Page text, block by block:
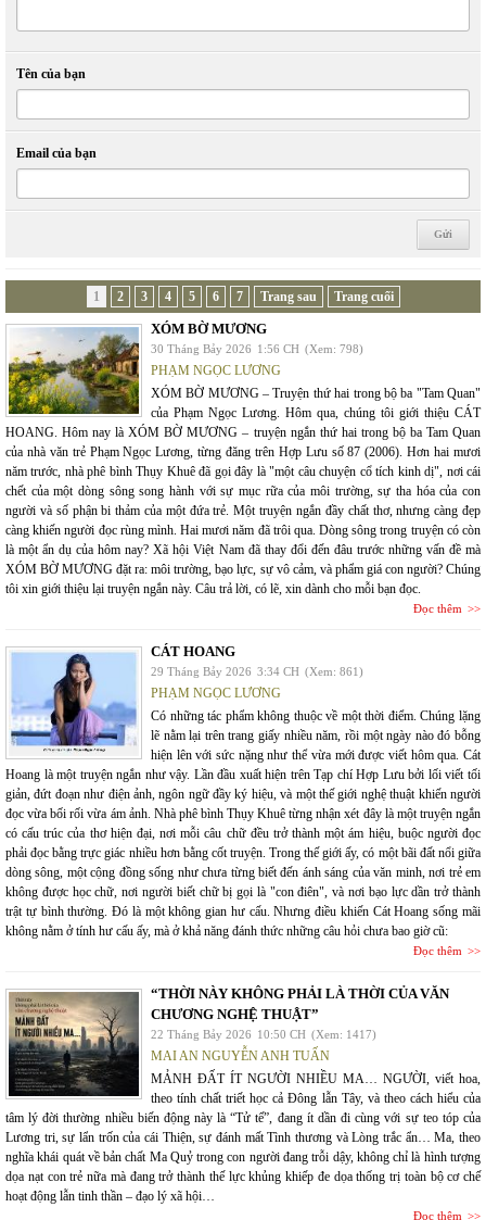
Tên của bạn
Email của bạn
1 2 3 4 5 6 7 Trang sau Trang cuối
XÓM BỜ MƯƠNG
30 Tháng Bảy 2026 1:56 CH (Xem: 798)
PHẠM NGỌC LƯƠNG
XÓM BỜ MƯƠNG – Truyện thứ hai trong bộ ba "Tam Quan"
của Phạm Ngọc Lương. Hôm qua, chúng tôi giới thiệu CÁT
HOANG. Hôm nay là XÓM BỜ MƯƠNG – truyện ngắn thứ hai trong bộ ba Tam Quan
của nhà văn trẻ Phạm Ngọc Lương, từng đăng trên Hợp Lưu số 87 (2006). Hơn hai mươi
năm trước, nhà phê bình Thụy Khuê đã gọi đây là "một câu chuyện cổ tích kinh dị", nơi cái
chết của một dòng sông song hành với sự mục rữa của môi trường, sự tha hóa của con
người và số phận bi thảm của một đứa trẻ. Một truyện ngắn đầy chất thơ, nhưng càng đẹp
càng khiến người đọc rùng mình. Hai mươi năm đã trôi qua. Dòng sông trong truyện có còn
là một ẩn dụ của hôm nay? Xã hội Việt Nam đã thay đổi đến đâu trước những vấn đề mà
XÓM BỜ MƯƠNG đặt ra: môi trường, bạo lực, sự vô cảm, và phẩm giá con người? Chúng
tôi xin giới thiệu lại truyện ngắn này. Câu trả lời, có lẽ, xin dành cho mỗi bạn đọc.
Đọc thêm
CÁT HOANG
29 Tháng Bảy 2026 3:34 CH (Xem: 861)
PHẠM NGỌC LƯƠNG
Có những tác phẩm không thuộc về một thời điểm. Chúng lặng
lẽ nằm lại trên trang giấy nhiều năm, rồi một ngày nào đó bỗng
hiện lên với sức nặng như thể vừa mới được viết hôm qua. Cát
Hoang là một truyện ngắn như vậy. Lần đầu xuất hiện trên Tạp chí Hợp Lưu bởi lối viết tối
giản, đứt đoạn như điện ảnh, ngôn ngữ đầy ký hiệu, và một thế giới nghệ thuật khiến người
đọc vừa bối rối vừa ám ảnh. Nhà phê bình Thụy Khuê từng nhận xét đây là một truyện ngắn
có cấu trúc của thơ hiện đại, nơi mỗi câu chữ đều trở thành một ám hiệu, buộc người đọc
phải đọc bằng trực giác nhiều hơn bằng cốt truyện. Trong thế giới ấy, có một bãi đất nổi giữa
dòng sông, một cộng đồng sống như chưa từng biết đến ánh sáng của văn minh, nơi trẻ em
không được học chữ, nơi người biết chữ bị gọi là "con điên", và nơi bạo lực dần trở thành
trật tự bình thường. Đó là một không gian hư cấu. Nhưng điều khiến Cát Hoang sống mãi
không nằm ở tính hư cấu ấy, mà ở khả năng đánh thức những câu hỏi chưa bao giờ cũ:
Đọc thêm
“THỜI NÀY KHÔNG PHẢI LÀ THỜI CỦA VĂN
CHƯƠNG NGHỆ THUẬT”
22 Tháng Bảy 2026 10:50 CH (Xem: 1417)
MAI AN NGUYỄN ANH TUẤN
MẢNH ĐẤT ÍT NGƯỜI NHIỀU MA… NGƯỜI, viết hoa,
theo tính chất triết học cả Đông lẫn Tây, và theo cách hiểu của
tâm lý đời thường nhiều biến động này là “Tử tế”, đang ít dần đi cùng với sự teo tóp của
Lương tri, sự lẩn trốn của cái Thiện, sự đánh mất Tình thương và Lòng trắc ẩn… Ma, theo
nghĩa khái quát về bản chất Ma Quỷ trong con người đang trỗi dậy, không chỉ là hình tượng
dọa nạt con trẻ nữa mà đang trở thành thế lực khủng khiếp đe dọa thống trị toàn bộ cơ chế
hoạt động lẫn tinh thần – đạo lý xã hội…
Đọc thêm